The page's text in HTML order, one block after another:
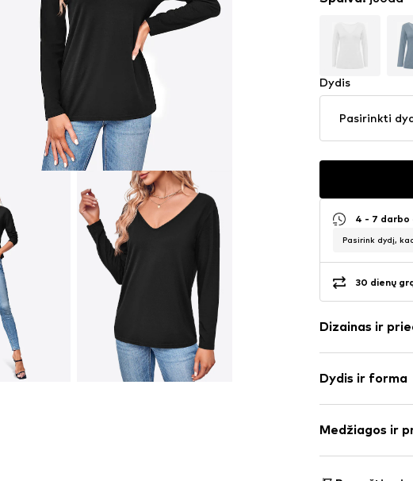
Dydis
Pasirinkti
4 - 7 darbo
Pasirink dydį,
30 dienų
Dizainas ir
plonas
V formos
Dygsniuotas
Dydis ir forma
Ilgis:
Medžiagos ir
Medžiaga: 77%